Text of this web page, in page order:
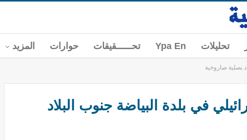
تحليلات Ypa En تحــــــقيقات حوارات المزيد
بصلية صاروخية
في بلدة البياضة جنوب البلاد